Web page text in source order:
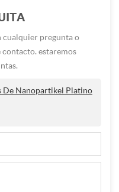
pregunta o
estaremos
De Nanopartikel Platino